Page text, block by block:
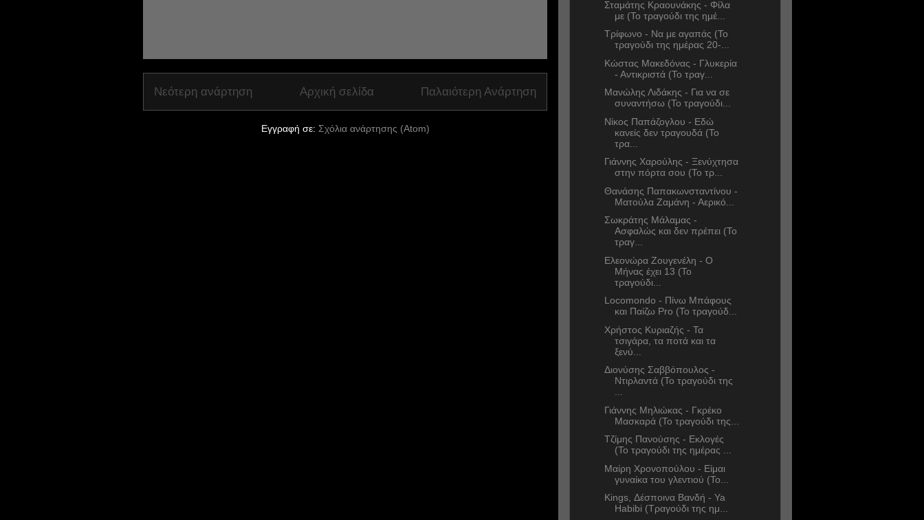
Νεότερη ανάρτηση Παλαιότερη Ανάρτηση
Αρχική σελίδα
Εγγραφή σε: Σχόλια ανάρτησης (Atom)
Σταμάτης Κραουνάκης - Φίλα
με (Το τραγούδι της ημέ...
Τρίφωνο - Να με αγαπάς (Το
τραγούδι της ημέρας 20-...
Κώστας Μακεδόνας - Γλυκερία
- Αντικριστά (Το τραγ...
Μανώλης Λιδάκης - Για να σε
συναντήσω (Το τραγούδι...
Νίκος Παπάζογλου - Εδώ
κανείς δεν τραγουδά (Το
τρα...
Γιάννης Χαρούλης - Ξενύχτησα
στην πόρτα σου (Το τρ...
Θανάσης Παπακωνσταντίνου -
Ματούλα Ζαμάνη - Αερικό...
Σωκράτης Μάλαμας -
Ασφαλώς και δεν πρέπει (Το
τραγ...
Ελεονώρα Ζουγενέλη - Ο
Μήνας έχει 13 (Το
τραγούδι...
Locomondo - Πίνω Μπάφους
και Παίζω Pro (Το τραγούδ...
Χρήστος Κυριαζής - Τα
τσιγάρα, τα ποτά και τα
ξενύ...
Διονύσης Σαββόπουλος -
Ντιρλαντά (Το τραγούδι της
Γιάννης Μηλιώκας - Γκρέκο
Μασκαρά (Το τραγούδι της...
Τζίμης Πανούσης - Εκλογές
(Το τραγούδι της ημέρας ...
Μαίρη Χρονοπούλου - Είμαι
γυναίκα του γλεντιού (Το...
Kings, Δέσποινα Βανδή - Ya
Habibi (Τραγούδι της ημ...